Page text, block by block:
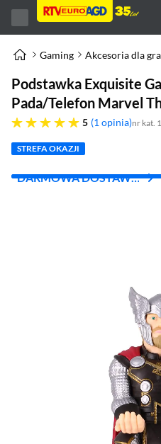
Gaming Akcesoria dla
Podstawka Exquisite
Pada/Telefon Marvel
5
pięć gwiazdek 1 opinia nr kat.
STREFA OKAZJI
DARMOWA DOSTAWA